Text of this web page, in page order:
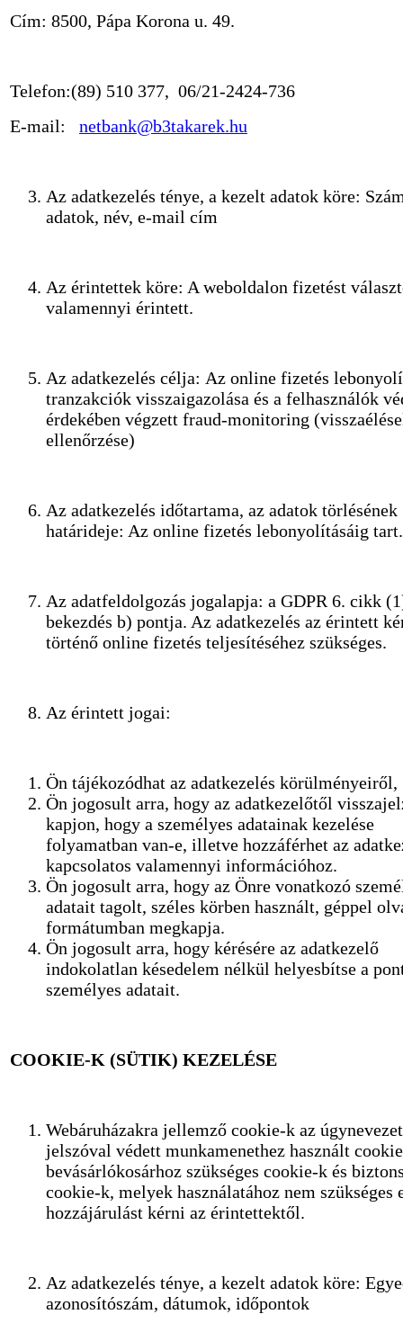
Cím: 8500, Pápa Korona u. 49.
Telefon:(89) 510 377, 06/21-2424-736
E-mail: netbank@b3takarek.hu
Az adatkezelés ténye, a kezelt adatok köre:
adatok, név, e-mail cím
Az érintettek köre: A weboldalon fizetést
valamennyi érintett.
Az adatkezelés célja: Az online fizetés
tranzakciók visszaigazolása és a felhasználók
érdekében végzett fraud-monitoring
ellenőrzése)
Az adatkezelés időtartama, az adatok törlésének
határideje: Az online fizetés lebonyolításáig tart.
Az adatfeldolgozás jogalapja: a GDPR 6. cikk
bekezdés b) pontja. Az adatkezelés az érintett
történő online fizetés teljesítéséhez szükséges.
Az érintett jogai:
Ön tájékozódhat az adatkezelés körülményeiről,
Ön jogosult arra, hogy az adatkezelőtől
kapjon, hogy a személyes adatainak kezelése
folyamatban van-e, illetve hozzáférhet az
kapcsolatos valamennyi információhoz.
Ön jogosult arra, hogy az Önre vonatkozó
adatait tagolt, széles körben használt, géppel
formátumban megkapja.
Ön jogosult arra, hogy kérésére az adatkezelő
indokolatlan késedelem nélkül helyesbítse a
személyes adatait.
COOKIE-K (SÜTIK) KEZELÉSE
Webáruházakra jellemző cookie-k az
jelszóval védett munkamenethez használt
bevásárlókosárhoz szükséges cookie-k és
cookie-k, melyek használatához nem szükséges
hozzájárulást kérni az érintettektől.
Az adatkezelés ténye, a kezelt adatok köre:
azonosítószám, dátumok, időpontok